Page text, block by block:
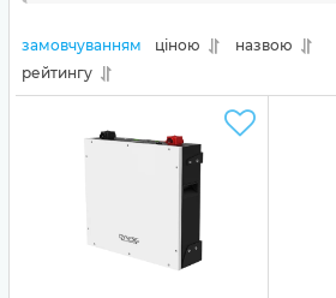
замовчуванням ціною
назвою
рейтингу